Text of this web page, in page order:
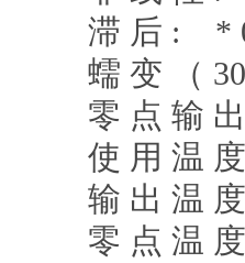
滞 后 : *
蠕 变
（
零 点 输
使 用 温
输 出 温
零 点 温